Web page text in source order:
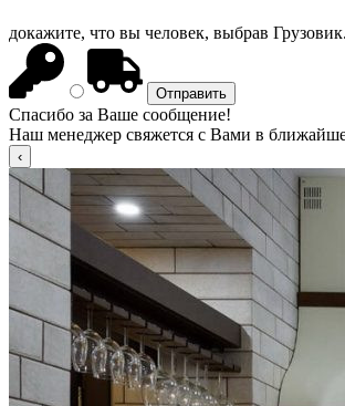
докажите, что вы человек, выбрав Грузовик.
Спасибо за Ваше сообщение!
Наш менеджер свяжется с Вами в